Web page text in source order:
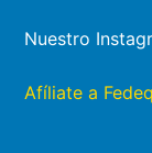
Nuestro
Afíliate a